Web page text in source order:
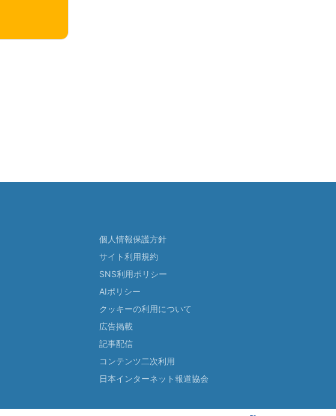
個人情報保護方針
サイト利用規約
SNS利用ポリシー
AIポリシー
クッキーの利用について
広告掲載
記事配信
コンテンツ二次利用
日本インターネット報道協会